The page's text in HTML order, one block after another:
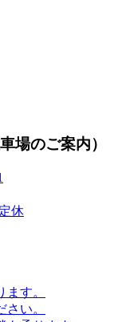
場のご案内）
休
す。
い。